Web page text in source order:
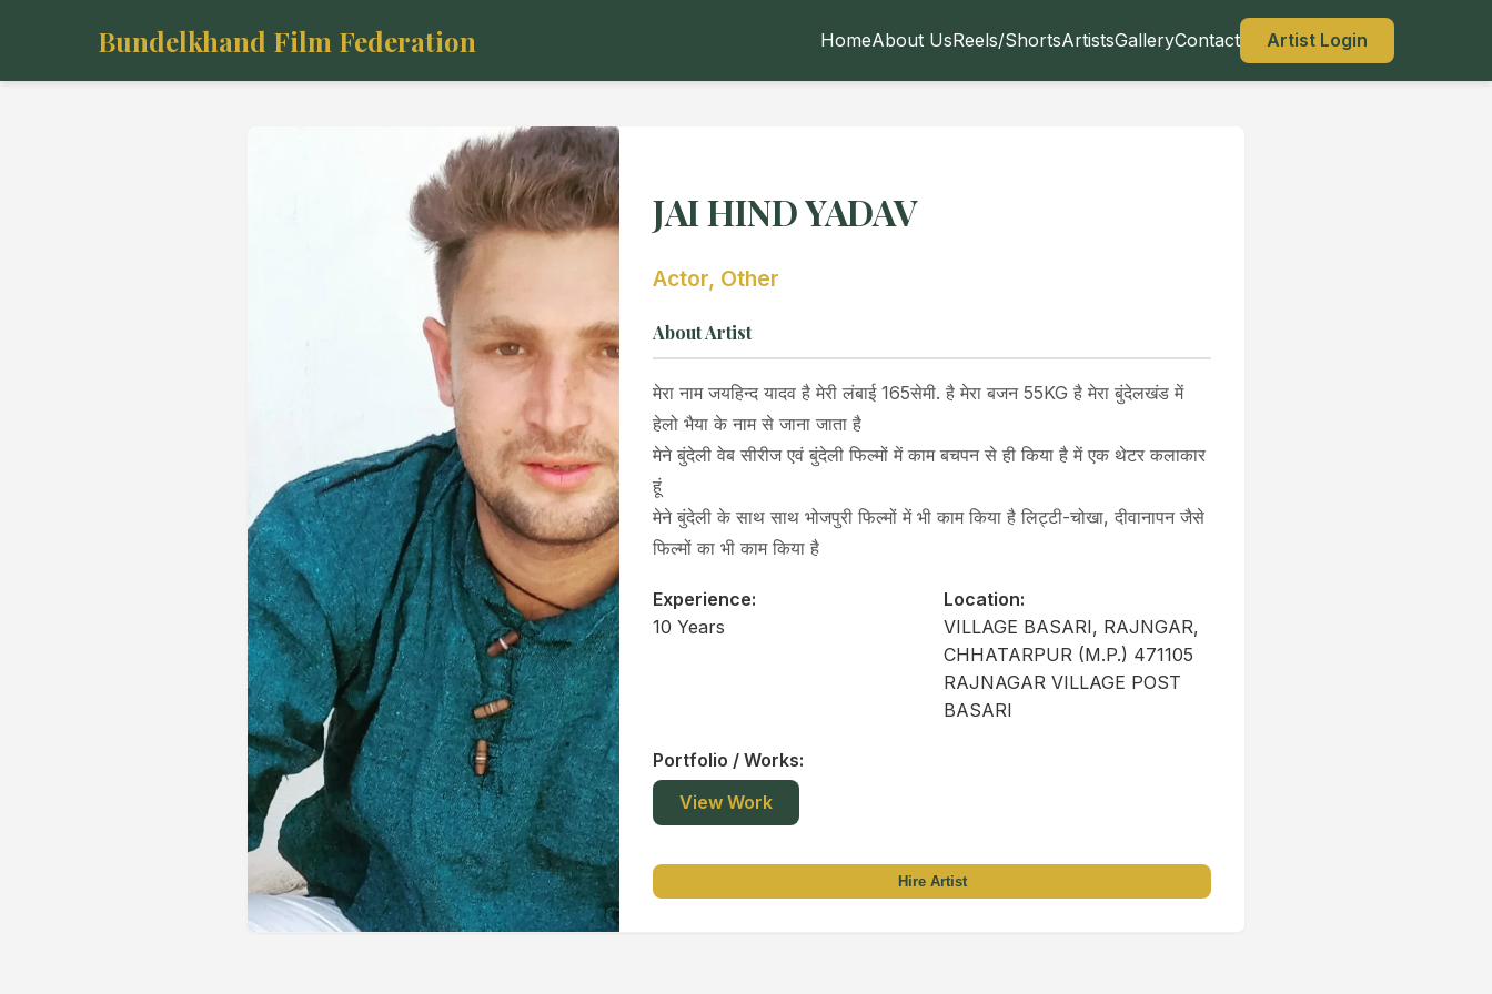
Bundelkhand Film Federation HomeAbout UsReels/ShortsArtistsGalleryContact Artist Login
JAI HIND YADAV
Actor, Other
About Artist
मेरा नाम जयहिन्द यादव है मेरी लंबाई 165सेमी. है मेरा बजन 55KG है मेरा बुंदेलखंड में
हेलो भैया के नाम से जाना जाता है
मेने बुंदेली वेब सीरीज एवं बुंदेली फिल्मों में काम बचपन से ही किया है में एक थेटर कलाकार
हूं
मेने बुंदेली के साथ साथ भोजपुरी फिल्मों में भी काम किया है लिट्टी-चोखा, दीवानापन जैसे
फिल्मों का भी काम किया है
Experience:
10 Years
Location:
VILLAGE BASARI, RAJNGAR,
CHHATARPUR (M.P.) 471105
RAJNAGAR VILLAGE POST
BASARI
Portfolio / Works:
View Work
Hire Artist